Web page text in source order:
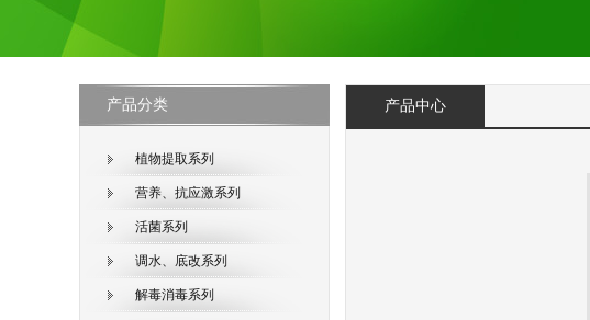
产品分类
植物提取系列
营养、抗应激系列
活菌系列
调水、底改系列
解毒消毒系列
产品中心